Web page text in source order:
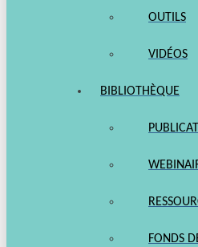
OUTILS
VIDÉOS
BIBLIOTHÈQUE
FONDS